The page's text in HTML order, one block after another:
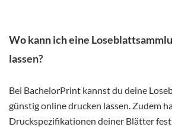
Wo kann ich eine
lassen?
Bei BachelorPrint kannst du deine
günstig online drucken lassen. Zudem
Druckspezifikationen deiner Blätter